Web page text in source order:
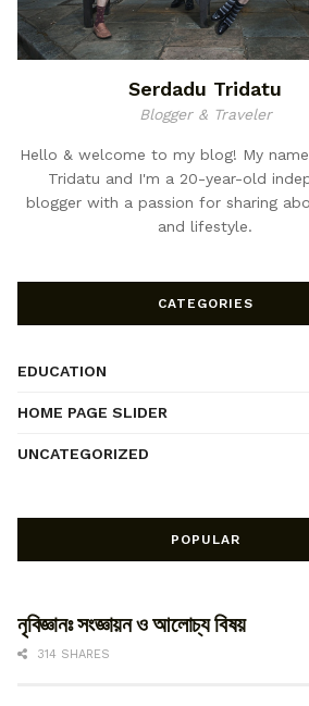
Serdadu Tridatu
Blogger & Traveler
Hello & welcome to my blog! My
Tridatu and I'm a 20-year-old
blogger with a passion for sharing
and lifestyle.
CATEGORIES
EDUCATION
HOME PAGE SLIDER
UNCATEGORIZED
POPULAR
নৃবিজ্ঞানঃ সংজ্ঞায়ন ও আলোচ্য বিষয়
314 SHARES